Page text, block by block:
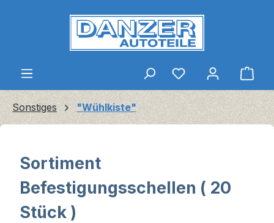
Zum Hauptinhalt springen
Sonstiges "Wühlkiste"
Sortiment
Befestigungsschellen ( 20
Stück )